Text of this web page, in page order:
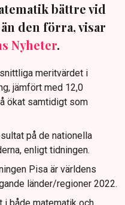
bättre vid
den förra, visar
Nyheter.
meritvärdet i
jämfört med 12,0
ökat samtidigt som
på de nationella
enligt tidningen.
Pisa är världens
länder/regioner 2022.